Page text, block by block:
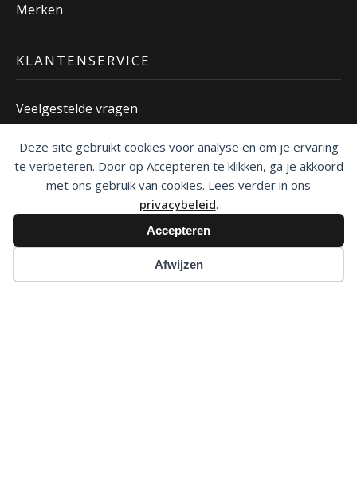
Deze site gebruikt cookies voor analyse en om je ervaring
te verbeteren. Door op Accepteren te klikken, ga je akkoord
met ons gebruik van cookies. Lees verder in ons
privacybeleid.
Accepteren
Afwijzen
Merken
KLANTENSERVICE
Veelgestelde vragen
Verzending
Terugbetaal- en retourneringsbeleid
Klachten
Algemene voorwaarden